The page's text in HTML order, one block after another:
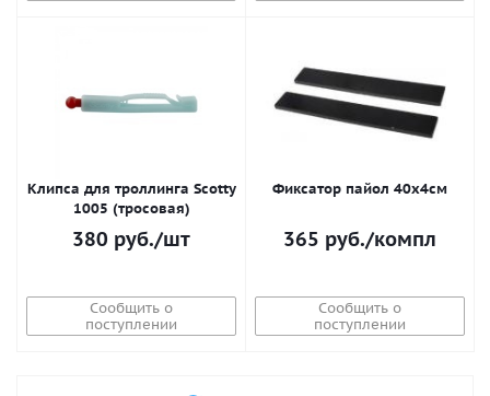
Клипса для троллинга Scotty
1005 (тросовая)
380 руб./шт
Сообщить о
поступлении
Фиксатор пайол 40х4см
365 руб./компл
Сообщить о
поступлении